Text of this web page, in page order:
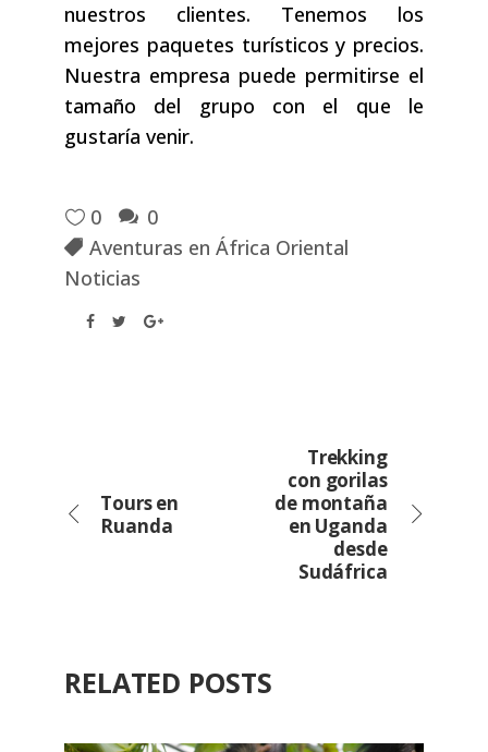
nuestros clientes. Tenemos los
mejores paquetes turísticos y precios.
Nuestra empresa puede permitirse el
tamaño del grupo con el que le
gustaría venir.
0
0
Aventuras en África Oriental
Noticias
Tours en
Ruanda
Trekking
con gorilas
de montaña
en Uganda
desde
Sudáfrica
RELATED POSTS